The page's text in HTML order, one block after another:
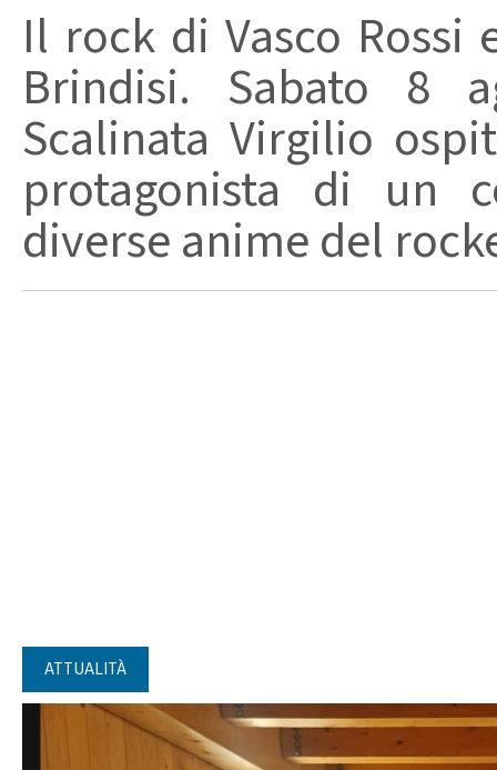
Il rock di Vasco
Brindisi. Sabato 8
Scalinata Virgilio
protagonista di un
diverse anime del
ATTUALITÀ